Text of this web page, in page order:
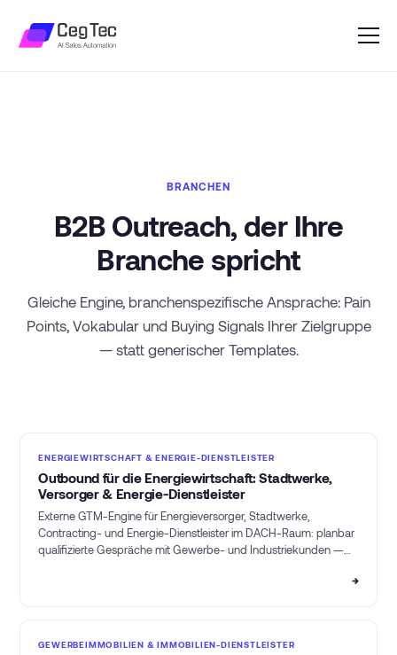
BRANCHEN
B2B Outreach, der Ihre
Branche spricht
Gleiche Engine, branchenspezifische Ansprache: Pain
Points, Vokabular und Buying Signals Ihrer Zielgruppe
— statt generischer Templates.
ENERGIEWIRTSCHAFT & ENERGIE-DIENSTLEISTER
Outbound für die Energiewirtschaft: Stadtwerke,
Versorger & Energie-Dienstleister
Externe GTM-Engine für Energieversorger, Stadtwerke,
Contracting- und Energie-Dienstleister im DACH-Raum: planbar
qualifizierte Gespräche mit Gewerbe- und Industriekunden —
→
GEWERBEIMMOBILIEN & IMMOBILIEN-DIENSTLEISTER